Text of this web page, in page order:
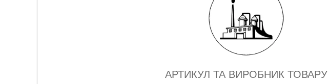
АРТИКУЛ ТА ВИРОБНИК ТОВАРУ